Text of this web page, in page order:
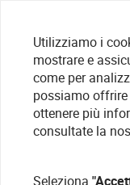
Utilizziamo i
mostrare e
come per
possiamo offrire
ottenere più
consultate la
Seleziona